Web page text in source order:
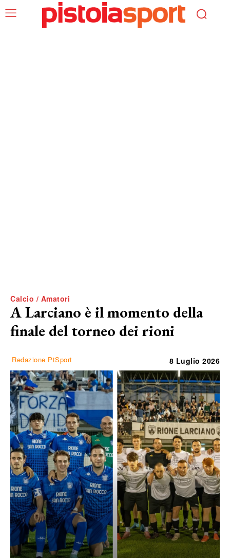
Calcio / Amatori
A Larciano è il momento della
finale del torneo dei rioni
Redazione PtSport 8 Luglio 2026